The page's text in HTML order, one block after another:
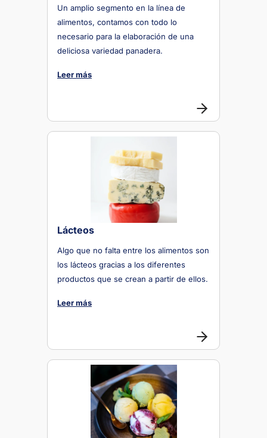
Un amplio segmento en la línea de
alimentos, contamos con todo lo
necesario para la elaboración de una
deliciosa variedad panadera.
Leer más
Lácteos
Algo que no falta entre los alimentos son
los lácteos gracias a los diferentes
productos que se crean a partir de ellos.
Leer más